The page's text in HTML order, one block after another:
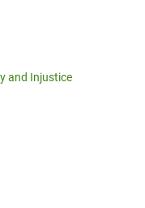
and Injustice